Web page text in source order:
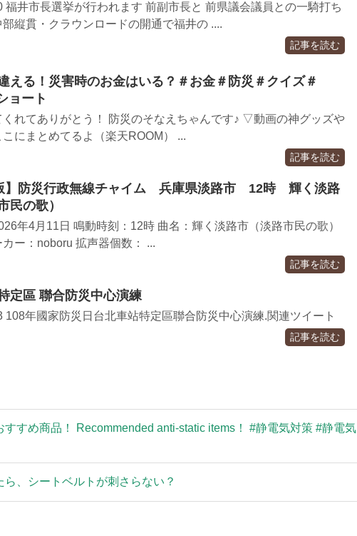
福井市長選挙が行われます 前副市長と 前県議会議員との一騎打ち
縦貫・クラウンロードの開通で福井の ....
記事を読む
える！災害時のお金はいる？＃お金＃防災＃クイズ＃
ョート
くれてありがとう！ 防災のそなえちゃんです♪ ▽動画の神グッズや
にまとめてるよ（楽天ROOM） ...
記事を読む
】防災行政無線チャイム 兵庫県淡路市 12時 輝く淡路
民の歌）
年4月11日 鳴動時刻：12時 曲名：輝く淡路市（淡路市民の歌）
ー：noboru 拡声器個数： ...
記事を読む
定區 聯合防災中心演練
108年國家防災日台北車站特定區聯合防災中心演練.関連ツイート
記事を読む
すめ商品！ Recommended anti-static items！ #静電気対策 #静電気
ら、シートベルトが刺さらない？